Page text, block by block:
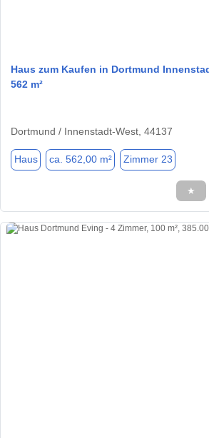
Haus zum Kaufen in Dortmund
562 m²
Dortmund / Innenstadt-West, 44137
Haus ca. 562,00 m² Zimmer 23
★